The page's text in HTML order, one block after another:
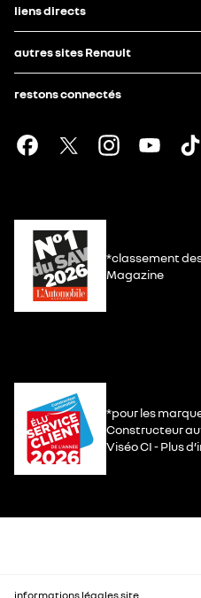
liens directs
autres sites Renault
restons connectés
*classement
Magazine
*pour les
Constructeur
Viséo CI - Plus
informations légales site